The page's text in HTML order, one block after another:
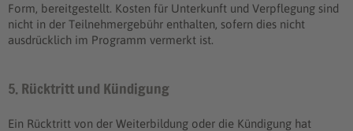
Form, bereitgestellt. Kosten für Unterkunft und Verpflegung sind
nicht in der Teilnehmergebühr enthalten, sofern dies nicht
ausdrücklich im Programm vermerkt ist.
5. Rücktritt und Kündigung
Ein Rücktritt von der Weiterbildung oder die Kündigung hat